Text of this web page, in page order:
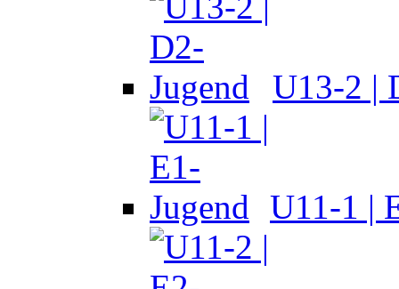
U13-2 |
U11-1 |